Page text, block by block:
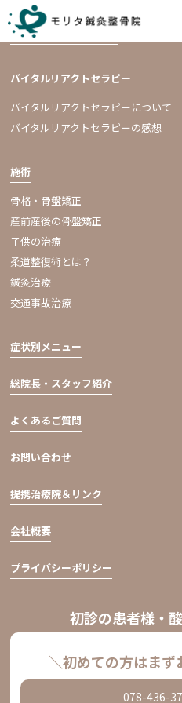
診療システム
バイタルリアクトセラピー
バイタルリアクトセラピーについて
バイタルリアクトセラピーの感想
施術
骨格・骨盤矯正
産前産後の骨盤矯正
子供の治療
柔道整復術とは？
鍼灸治療
交通事故治療
症状別メニュー
総院長・スタッフ紹介
よくあるご質問
お問い合わせ
提携治療院＆リンク
会社概要
プライバシーポリシー
初診の患者様・
＼初めての方はま
078-436-